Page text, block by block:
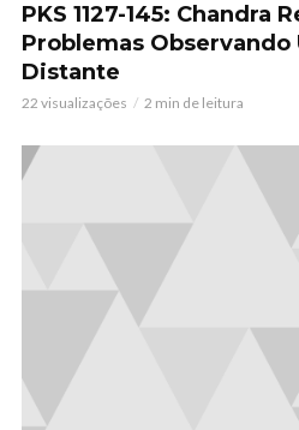
PKS 1127-145: Chandra
Problemas Observando
Distante
22 visualizações 2 min de leitura